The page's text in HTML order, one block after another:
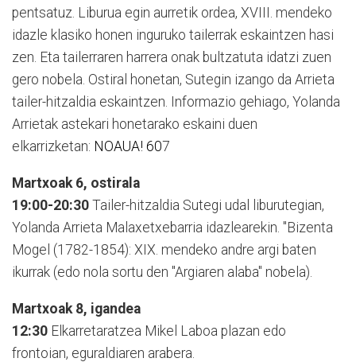
pentsatuz. Liburua egin aurretik ordea, XVIII. mendeko
idazle klasiko honen inguruko tailerrak eskaintzen hasi
zen. Eta tailerraren harrera onak bultzatuta idatzi zuen
gero nobela. Ostiral honetan, Sutegin izango da Arrieta
tailer-hitzaldia eskaintzen. Informazio gehiago, Yolanda
Arrietak astekari honetarako eskaini duen
elkarrizketan: NOAUA! 607
Martxoak 6, ostirala
19:00-20:30 Tailer-hitzaldia Sutegi udal liburutegian,
Yolanda Arrieta Malaxetxebarria idazlearekin. "Bizenta
Mogel (1782-1854): XIX. mendeko andre argi baten
ikurrak (edo nola sortu den "Argiaren alaba" nobela).
Martxoak 8, igandea
12:30 Elkarretaratzea Mikel Laboa plazan edo
frontoian, eguraldiaren arabera.